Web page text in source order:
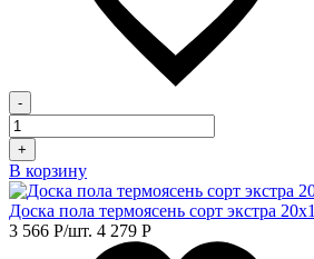
-
+
В корзину
Доска пола термоясень сорт экстра
3 566 Р/шт. 4 279 Р